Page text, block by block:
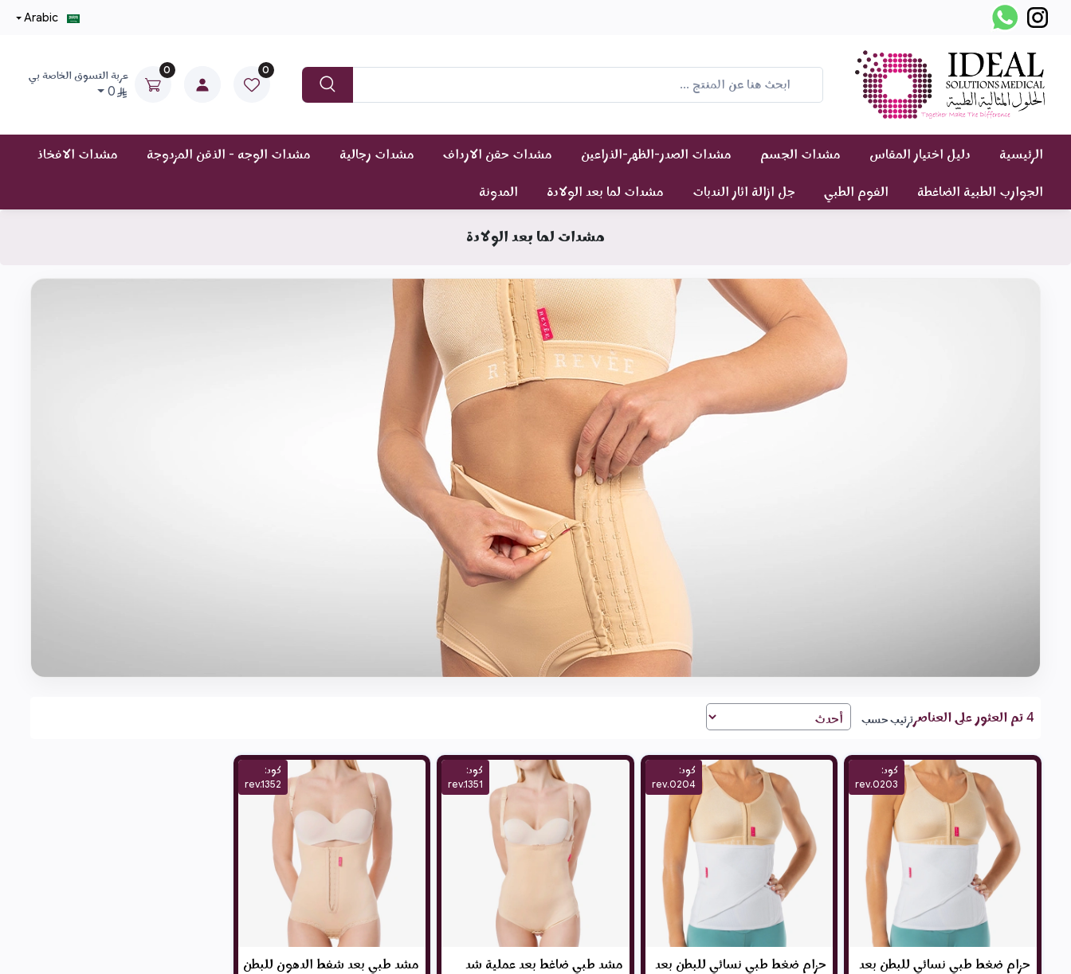
0
0 عربة التسوق الخاصة بي
0
الرئيسية دليل اختيار المقاس مشدات الجسم مشدات الصدر-الظهر-الذراعين مشدات حقن الارداف مشدات رجالية مشدات الوجه - الذقن المزدوجة مشدات الافخاذ
الجوارب الطبية الضاغطة الفوم الطبي جل ازالة اثار الندبات مشدات لما بعد الولادة المدونة
مشدات لما بعد الولادة
مشدات ما بعد الولادة
مجموعة مختارة من مشدات ما بعد الولادة المصممة لتوفير دعم مريح لمنطقة البطن والخصر بعد
الولادة، مع ضغط متوازن يساعد على الشعور بالثبات والراحة خلال فترة التعافي، حسب توجيهات
الطبيب.
4 تم العثور على العناصر ترتيب حسب
كود:
rev.0203
حزام ضغط طبي نسائي للبطن بعد
كود:
rev.0204
حزام ضغط طبي نسائي للبطن بعد
كود:
rev.1351
مشد طبي ضاغط بعد عملية شد
كود:
rev.1352
مشد طبي بعد شفط الدهون للبطن